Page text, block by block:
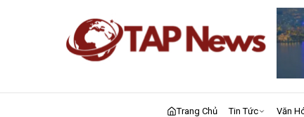
Trang Chủ Tin Tức Văn